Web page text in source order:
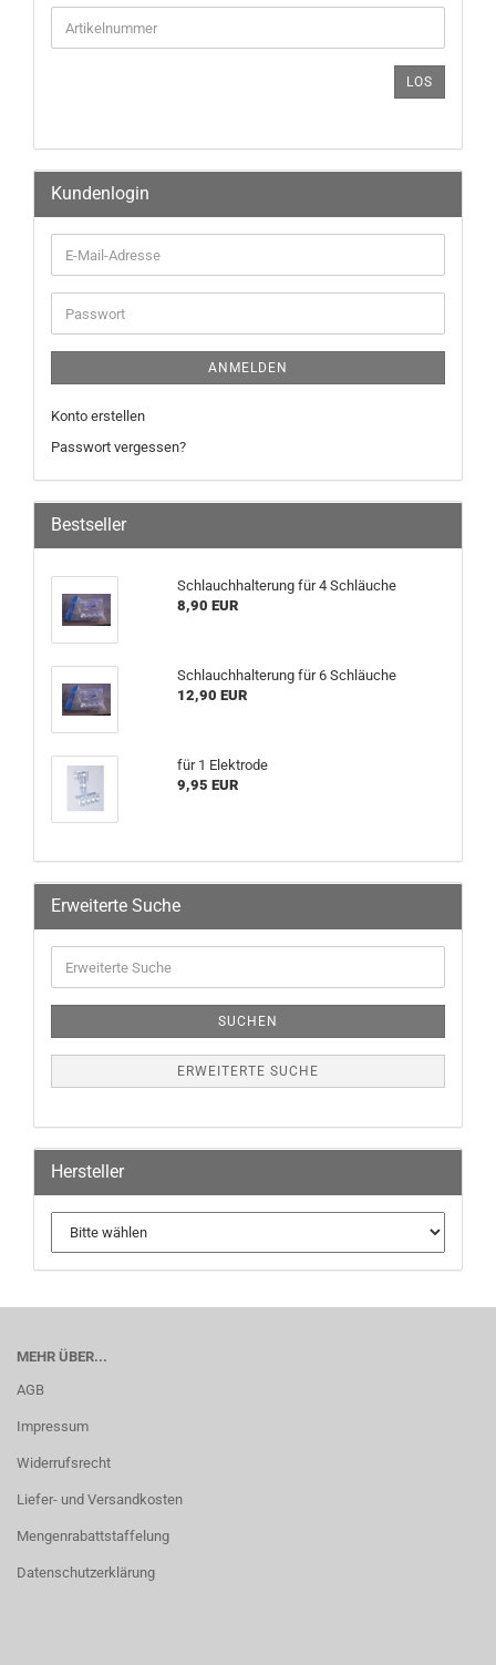
LOS
Kundenlogin
ANMELDEN
Konto erstellen
Passwort vergessen?
Bestseller
Schlauchhalterung für 4 Schläuche
8,90 EUR
Schlauchhalterung für 6 Schläuche
12,90 EUR
für 1 Elektrode
9,95 EUR
Erweiterte Suche
SUCHEN
ERWEITERTE SUCHE
Hersteller
MEHR ÜBER...
AGB
Impressum
Widerrufsrecht
Liefer- und Versandkosten
Mengenrabattstaffelung
Datenschutzerklärung